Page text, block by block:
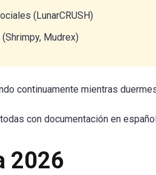
(LunarCRUSH)
Mudrex)
continuamente mientras
con documentación en
2026